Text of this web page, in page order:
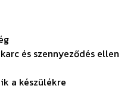
és szennyeződés ellen
a készülékre